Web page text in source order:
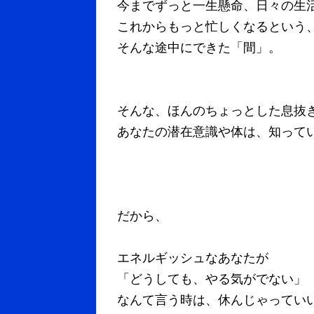
今までずっと一生懸命、日々の生
これからもっと忙しくなるという
そんな途中にできた「間」。
そんな、ほんのちょっとした息抜
あなたの潜在意識や体は、知って
だから、
エネルギッシュなあなたが
「どうしても、やる気がでない」
なんて言う時は、休んじゃってい